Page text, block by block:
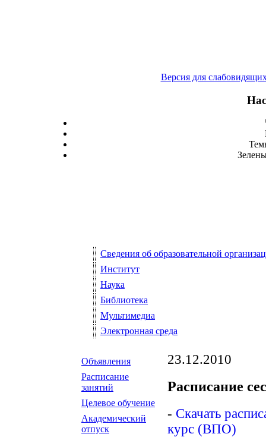
Версия для
Сведения об образовательной
Институт
Наука
Библиотека
Мультимедиа
Электронная среда
Объявления
Расписание
занятий
Целевое обучение
Академический
отпуск
23.12.2010
Расписание
- Скачать
курс (ВПО)